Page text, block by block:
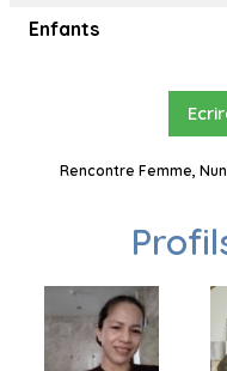
Enfants
Rencontre Femme,